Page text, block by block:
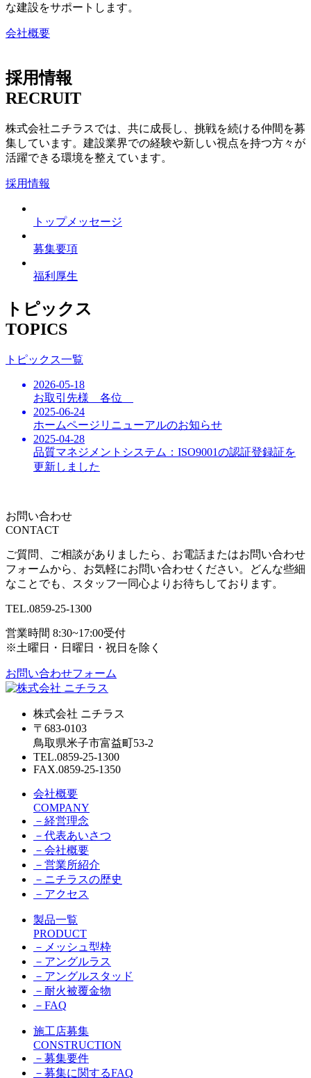
な建設をサポートします。
会社概要
採用情報
RECRUIT
株式会社ニチラスでは、共に成長し、挑戦を続ける仲間を募
集しています。建設業界での経験や新しい視点を持つ方々が
活躍できる環境を整えています。
採用情報
トップメッセージ
募集要項
福利厚生
トピックス
TOPICS
トピックス一覧
2026-05-18
お取引先様 各位
2025-06-24
ホームページリニューアルのお知らせ
2025-04-28
品質マネジメントシステム：ISO9001の認証登録証を
更新しました
お問い合わせ
CONTACT
ご質問、ご相談がありましたら、お電話またはお問い合わせ
フォームから、お気軽にお問い合わせください。どんな些細
なことでも、スタッフ一同心よりお待ちしております。
TEL.0859-25-1300
営業時間 8:30~17:00受付
※土曜日・日曜日・祝日を除く
お問い合わせフォーム
株式会社 ニチラス
〒683-0103
鳥取県米子市富益町53-2
TEL.0859-25-1300
FAX.0859-25-1350
会社概要
COMPANY
－ 経営理念
－ 代表あいさつ
－ 会社概要
－ 営業所紹介
－ ニチラスの歴史
－ アクセス
製品一覧
PRODUCT
－ メッシュ型枠
－ アングルラス
－ アングルスタッド
－ 耐火被覆金物
－ FAQ
施工店募集
CONSTRUCTION
－ 募集要件
－ 募集に関するFAQ